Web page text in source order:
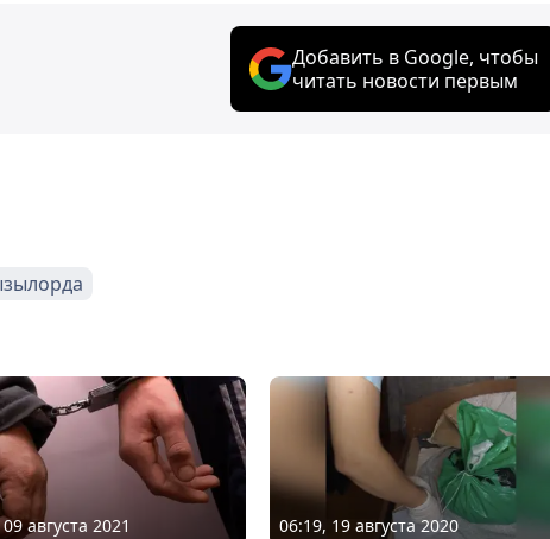
Добавить в Google, чтобы
читать новости первым
августа 2021 06:19, 19 августа 2020